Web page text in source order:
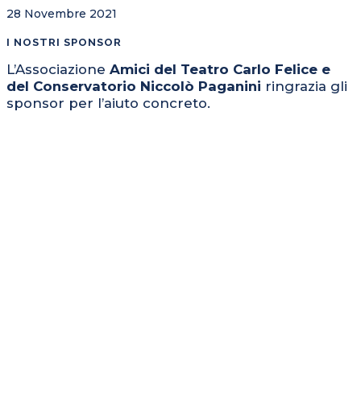
28 Novembre 2021
I NOSTRI SPONSOR
L’Associazione Amici del Teatro Carlo Felice e
del Conservatorio Niccolò Paganini ringrazia gli
sponsor per l’aiuto concreto.